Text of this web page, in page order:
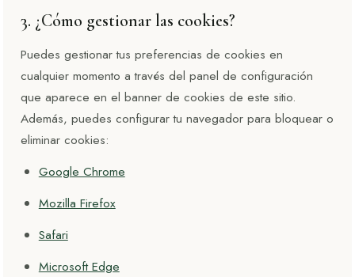
3. ¿Cómo gestionar las cookies?
Puedes gestionar tus preferencias de cookies en
cualquier momento a través del panel de configuración
que aparece en el banner de cookies de este sitio.
Además, puedes configurar tu navegador para bloquear o
eliminar cookies:
Google Chrome
Mozilla Firefox
Safari
Microsoft Edge